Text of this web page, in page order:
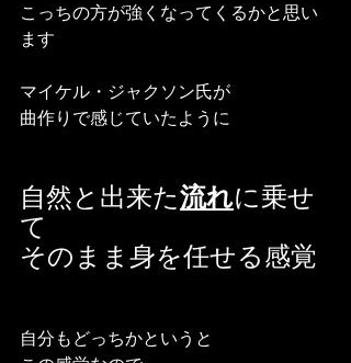
こっちの方が強くなってくるかと思い
ます
マイケル・ジャクソン氏が
曲作りで感じていたように
自然と出来た流れに乗せ
て
そのまま身を任せる感覚
自分もどっちかというと